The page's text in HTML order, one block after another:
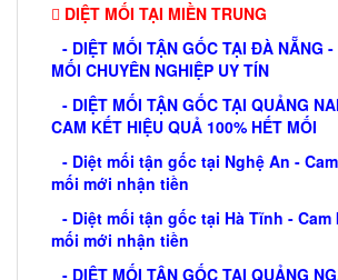
DIỆT MỐI TẠI MIỀN TRUNG
- DIỆT MỐI TẬN GỐC TẠI ĐÀ NẴNG -
MỐI CHUYÊN NGHIỆP UY TÍN
- DIỆT MỐI TẬN GỐC TẠI QUẢNG
CAM KẾT HIỆU QUẢ 100% HẾT MỐI
- Diệt mối tận gốc tại Nghệ An -
mối mới nhận tiền
- Diệt mối tận gốc tại Hà Tĩnh - Cam
mối mới nhận tiền
- DIỆT MỐI TẬN GỐC TẠI QUẢNG